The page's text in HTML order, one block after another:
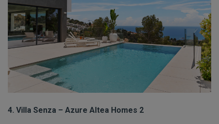
4. Villa Senza – Azure Altea Homes 2